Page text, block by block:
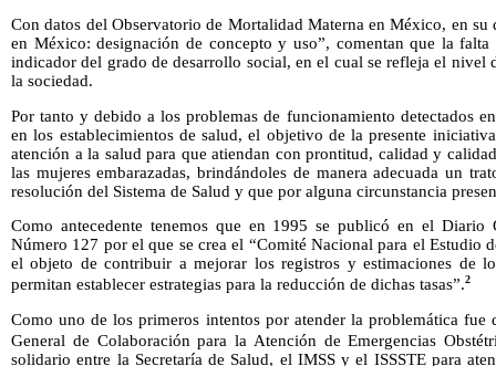
Con datos del Observatorio de Mortalidad Materna en México, en su
en México: designación de concepto y uso”, comentan que la
indicador del grado de desarrollo social, en el cual se refleja el
la sociedad.
Por tanto y debido a los problemas de funcionamiento detectados
en los establecimientos de salud, el objetivo de la presente
atención a la salud para que atiendan con prontitud, calidad y
las mujeres embarazadas, brindándoles de manera adecuada un
resolución del Sistema de Salud y que por alguna circunstancia
Como antecedente tenemos que en 1995 se publicó en el
Número 127 por el que se crea el “Comité Nacional para el Estudio
el objeto de contribuir a mejorar los registros y estimaciones de
permitan establecer estrategias para la reducción de dichas tasas”.2
Como uno de los primeros intentos por atender la problemática
General de Colaboración para la Atención de Emergencias
solidario entre la Secretaría de Salud, el IMSS y el ISSSTE para